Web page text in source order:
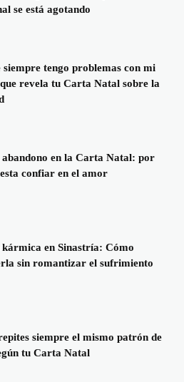
se está agotando
siempre tengo problemas con mi
revela tu Carta Natal sobre la
en la Carta Natal: por
confiar en el amor
kármica en Sinastría: Cómo
sin romantizar el sufrimiento
siempre el mismo patrón de
tu Carta Natal